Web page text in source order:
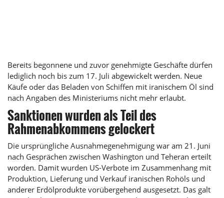
Bereits begonnene und zuvor genehmigte Geschäfte dürfen
lediglich noch bis zum 17. Juli abgewickelt werden. Neue
Käufe oder das Beladen von Schiffen mit iranischem Öl sind
nach Angaben des Ministeriums nicht mehr erlaubt.
Sanktionen wurden als Teil des
Rahmenabkommens gelockert
Die ursprüngliche Ausnahmegenehmigung war am 21. Juni
nach Gesprächen zwischen Washington und Teheran erteilt
worden. Damit wurden US-Verbote im Zusammenhang mit
Produktion, Lieferung und Verkauf iranischen Rohöls und
anderer Erdölprodukte vorübergehend ausgesetzt. Das galt